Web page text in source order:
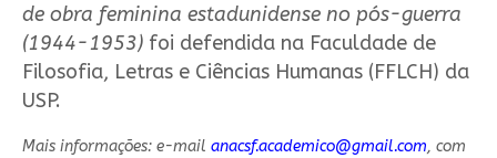
de obra feminina estadunidense no pós-guerra
(1944-1953)foi defendida na Faculdade de
Filosofia, Letras e Ciências Humanas (FFLCH) da
USP.
Mais informações: e-mail anacsf.academico@gmail.com, com